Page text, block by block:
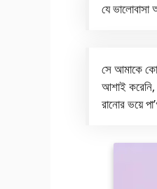
যে
সে আমাকে
আশাই
রানোর ভয়ে